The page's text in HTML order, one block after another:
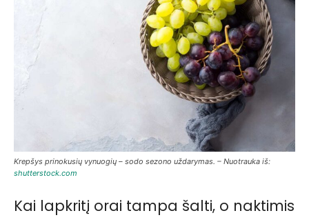
Krepšys prinokusių vynuogių – sodo sezono uždarymas. – Nuotrauka iš:
shutterstock.com
Kai lapkritį orai tampa šalti, o naktimis